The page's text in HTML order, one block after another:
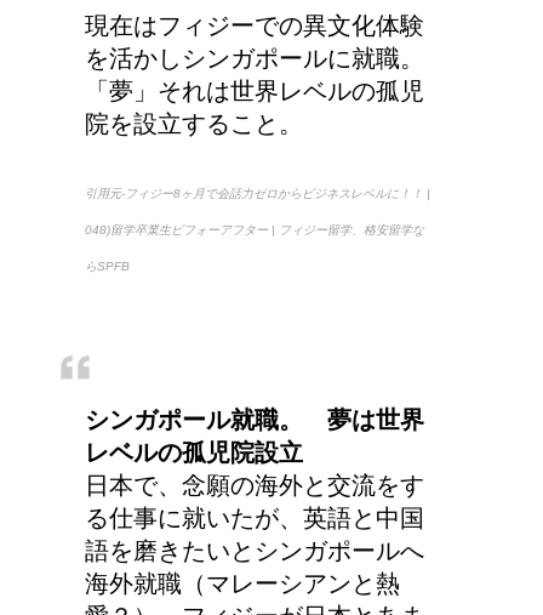
副交感神経が優位だと、
気管支はどうなるの？
何が違うの？
アメリカの大学に入学す
る時の年齢って何歳位？
現在はフィジーでの異文化体験
を活かしシンガポールに就職。
「夢」それは世界レベルの孤児
院を設立すること。
引用元-フィジー8ヶ月で会話力ゼロからビジネスレベルに！！ |
048)留学卒業生ビフォーアフター | フィジー留学、格安留学な
らSPFB
シンガポール就職。 夢は世界
レベルの孤児院設立
日本で、念願の海外と交流をす
る仕事に就いたが、英語と中国
語を磨きたいとシンガポールへ
海外就職（マレーシアンと熱